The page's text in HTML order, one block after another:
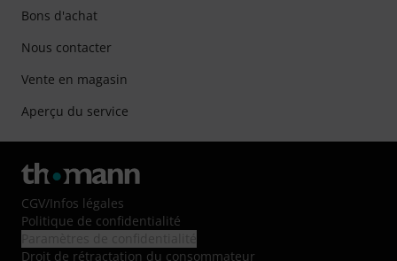
Bons d'achat
Nous contacter
Vente en magasin
Aperçu du service
CGV/Infos légales
Politique de confidentialité
Droit de rétractation du consommateur